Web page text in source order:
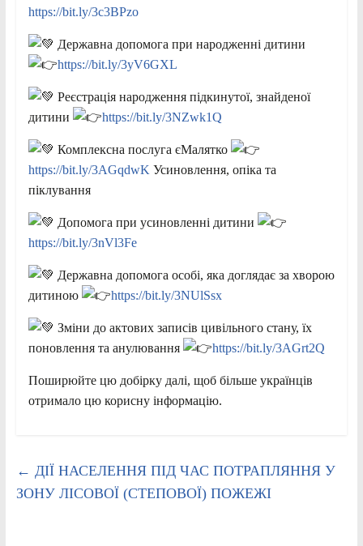
https://bit.ly/3c3BPzo
Державна допомога при народженні дитини
https://bit.ly/3yV6GXL
Реєстрація народження підкинутої, знайденої
дитини
https://bit.ly/3NZwk1Q
Комплексна послуга єМалятко
https://bit.ly/3AGqdwK Усиновлення, опіка та
піклування
Допомога при усиновленні дитини
https://bit.ly/3nVl3Fe
Державна допомога особі, яка доглядає за хворою
дитиною
https://bit.ly/3NUlSsx
Зміни до актових записів цивільного стану, їх
поновлення та анулювання
https://bit.ly/3AGrt2Q
Поширюйте цю добірку далі, щоб більше українців
отримало цю корисну інформацію.
← ДІЇ НАСЕЛЕННЯ ПІД ЧАС ПОТРАПЛЯННЯ У
ЗОНУ ЛІСОВОЇ (СТЕПОВОЇ) ПОЖЕЖІ